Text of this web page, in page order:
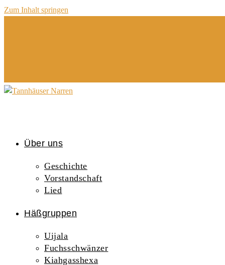
Zum Inhalt springen
Über uns
Geschichte
Vorstandschaft
Lied
Häßgruppen
Uijala
Fuchsschwänzer
Kiahgasshexa